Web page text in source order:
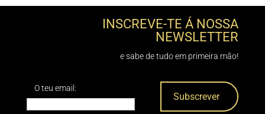
INSCREVE-TE Á NOSSA
NEWSLETTER
e sabe de tudo em primeira mão!
O teu email: